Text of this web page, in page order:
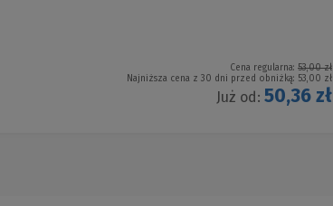
Cena regularna: 53,00 zł
Najniższa cena z 30 dni przed obniżką: 53,00 zł
Już od: 50,36 zł